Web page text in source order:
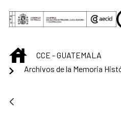
Saltar al contenido principal
INICIOCCE - GUATEMALA